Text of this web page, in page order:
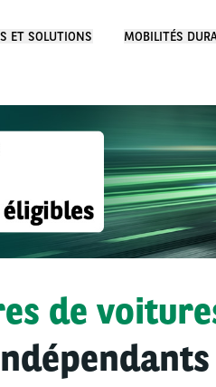
ET SOLUTIONS MOBILITÉS
de